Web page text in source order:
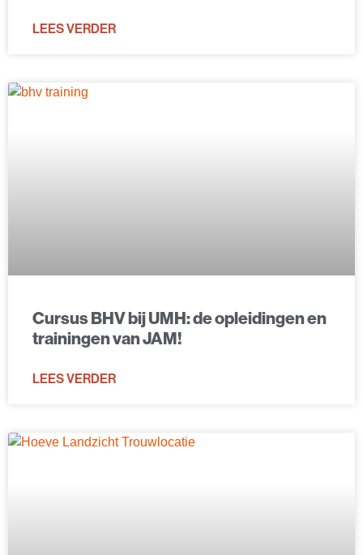
LEES VERDER
Cursus BHV bij UMH: de opleidingen en
trainingen van JAM!
LEES VERDER